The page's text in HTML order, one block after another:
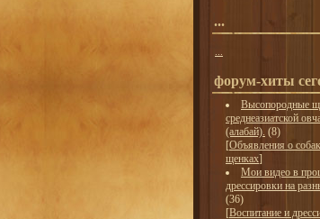
...
форум-хиты
Высопородные
среднеазиатской
(алабай). (8)
[Объявления о
щенках]
Мои видео в
дрессировки на
(36)
[Воспитание и